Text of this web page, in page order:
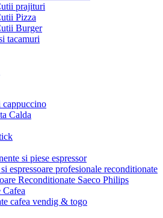
prajituri
Pizza
Burger
tacamuri
cappuccino
Calda
si piese espressor
espressoare profesionale reconditionate
Reconditionate Saeco Philips
Cafea
cafea vendig & togo